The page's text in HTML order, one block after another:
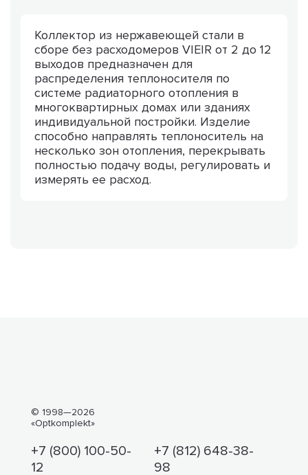
Коллектор из нержавеющей стали в
сборе без расходомеров VIEIR от 2 до 12
выходов предназначен для
распределения теплоносителя по
системе радиаторного отопления в
многоквартирных домах или зданиях
индивидуальной постройки. Изделие
способно направлять теплоноситель на
несколько зон отопления, перекрывать
полностью подачу воды, регулировать и
измерять ее расход.
© 1998—2026
«Optkomplekt»
+7 (800) 100-50-
12
+7 (812) 648-38-
98